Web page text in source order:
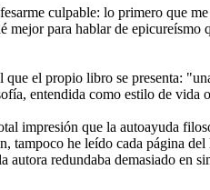
culpable: lo primero que
mejor para hablar de
el propio libro se presenta:
entendida como estilo de
impresión que la autoayuda
tampoco he leído cada página
redundaba demasiado